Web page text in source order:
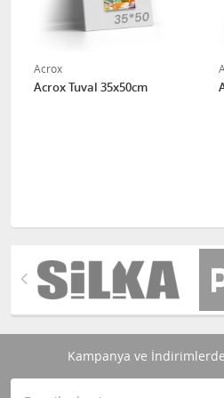
Acrox
Acrox Tuval 35x50cm
Kampanya ve